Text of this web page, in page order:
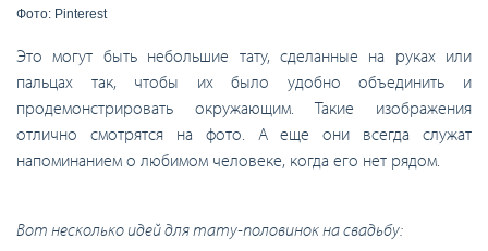
Фото: Pinterest
Это могут быть небольшие тату, сделанные на руках или
пальцах так, чтобы их было удобно объединить и
продемонстрировать окружающим. Такие изображения
отлично смотрятся на фото. А еще они всегда служат
напоминанием о любимом человеке, когда его нет рядом.
Вот несколько идей для тату-половинок на свадьбу: